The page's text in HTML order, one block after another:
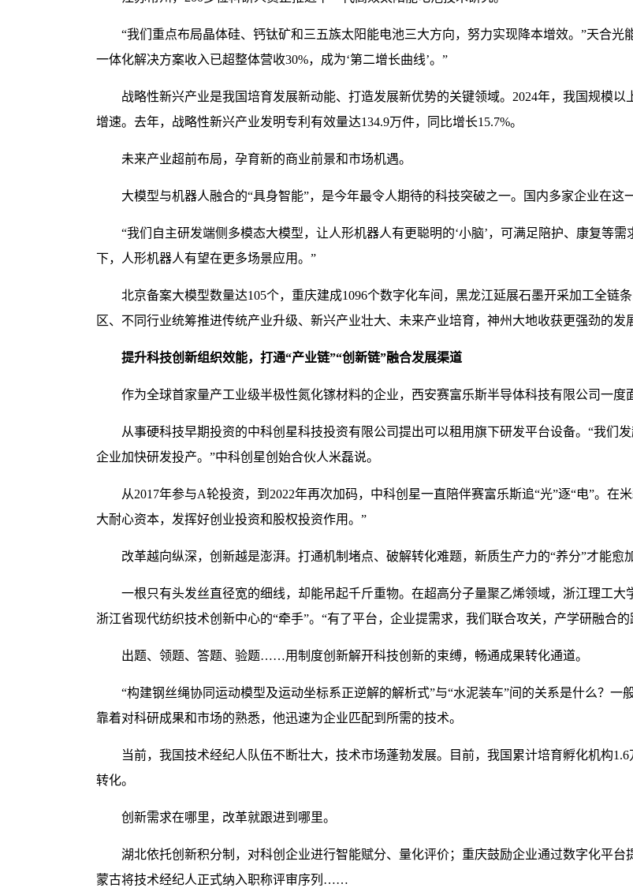
“我们重点布局晶体硅、钙钛矿和三五族太阳能电池三大方向，努力实现降本增效。”天合
一体化解决方案收入已超整体营收30%，成为‘第二增长曲线’。”
战略性新兴产业是我国培育发展新动能、打造发展新优势的关键领域。2024年，我国规模
增速。去年，战略性新兴产业发明专利有效量达134.9万件，同比增长15.7%。
未来产业超前布局，孕育新的商业前景和市场机遇。
大模型与机器人融合的“具身智能”，是今年最令人期待的科技突破之一。国内多家企业在这
“我们自主研发端侧多模态大模型，让人形机器人有更聪明的‘小脑’，可满足陪护、康复等
下，人形机器人有望在更多场景应用。”
北京备案大模型数量达105个，重庆建成1096个数字化车间，黑龙江延展石墨开采加工全
区、不同行业统筹推进传统产业升级、新兴产业壮大、未来产业培育，神州大地收获更强劲的发
提升科技创新组织效能，打通“产业链”“创新链”融合发展渠道
作为全球首家量产工业级半极性氮化镓材料的企业，西安赛富乐斯半导体科技有限公司一度
从事硬科技早期投资的中科创星科技投资有限公司提出可以租用旗下研发平台设备。“我们
企业加快研发投产。”中科创星创始合伙人米磊说。
从2017年参与A轮投资，到2022年再次加码，中科创星一直陪伴赛富乐斯追“光”逐“电”。
大耐心资本，发挥好创业投资和股权投资作用。”
改革越向纵深，创新越是澎湃。打通机制堵点、破解转化难题，新质生产力的“养分”才能愈
一根只有头发丝直径宽的细线，却能吊起千斤重物。在超高分子量聚乙烯领域，浙江理工
浙江省现代纺织技术创新中心的“牵手”。“有了平台，企业提需求，我们联合攻关，产学研融合的
出题、领题、答题、验题……用制度创新解开科技创新的束缚，畅通成果转化通道。
“构建钢丝绳协同运动模型及运动坐标系正逆解的解析式”与“水泥装车”间的关系是什么？一
靠着对科研成果和市场的熟悉，他迅速为企业匹配到所需的技术。
当前，我国技术经纪人队伍不断壮大，技术市场蓬勃发展。目前，我国累计培育孵化机构
转化。
创新需求在哪里，改革就跟进到哪里。
湖北依托创新积分制，对科创企业进行智能赋分、量化评价；重庆鼓励企业通过数字化平
蒙古将技术经纪人正式纳入职称评审序列……